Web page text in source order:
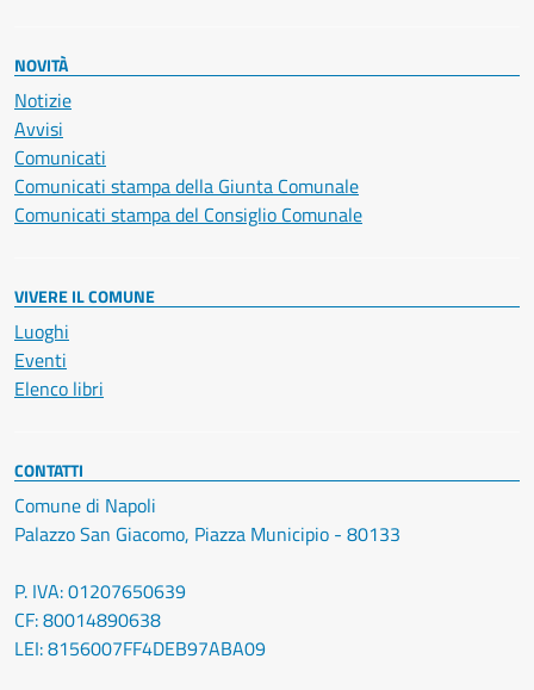
NOVITÀ
Notizie
Avvisi
Comunicati
Comunicati stampa della Giunta Comunale
Comunicati stampa del Consiglio Comunale
VIVERE IL COMUNE
Luoghi
Eventi
Elenco libri
CONTATTI
Comune di Napoli
Palazzo San Giacomo, Piazza Municipio - 80133
P. IVA: 01207650639
CF: 80014890638
LEI: 8156007FF4DEB97ABA09